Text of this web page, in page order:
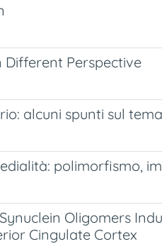
Different Perspective
alcuni spunti sul
polimorfismo,
Oligomers
Cingulate Cortex